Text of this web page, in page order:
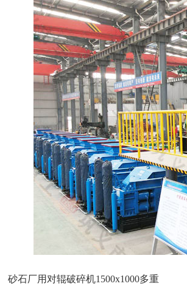
砂石厂用对辊破碎机1500x1000多重